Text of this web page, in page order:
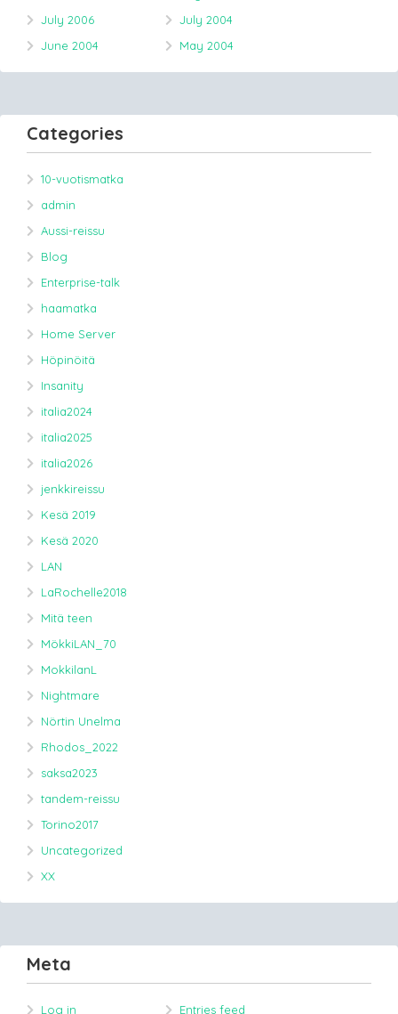
July 2006
July 2004
June 2004
May 2004
Categories
10-vuotismatka
admin
Aussi-reissu
Blog
Enterprise-talk
haamatka
Home Server
Höpinöitä
Insanity
italia2024
italia2025
italia2026
jenkkireissu
Kesä 2019
Kesä 2020
LAN
LaRochelle2018
Mitä teen
MökkiLAN_70
MokkilanL
Nightmare
Nörtin Unelma
Rhodos_2022
saksa2023
tandem-reissu
Torino2017
Uncategorized
XX
Meta
Log in Entries feed